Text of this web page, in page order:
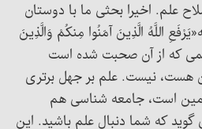
علم. اخیرا بحثی ما با دوستان
اللَّهُ الَّذِینَ آمَنُوا مِنکُمْ وَالَّذِینَ
که از آن صحبت شده است
هست، نیست. علم بر جهل برتری
است، جامعه شناسی هم
که شما دنبال علم باشید. این